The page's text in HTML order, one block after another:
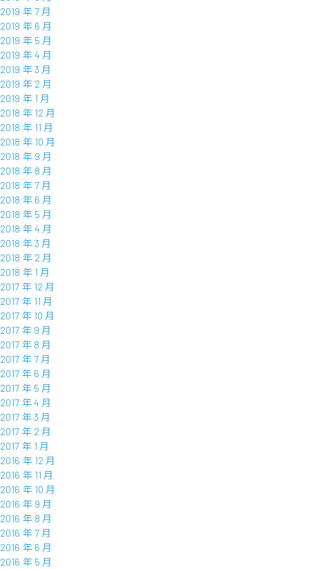
2019 年 7 月
2019 年 6 月
2019 年 5 月
2019 年 4 月
2019 年 3 月
2019 年 2 月
2019 年 1 月
2018 年 12 月
2018 年 11 月
2018 年 10 月
2018 年 9 月
2018 年 8 月
2018 年 7 月
2018 年 6 月
2018 年 5 月
2018 年 4 月
2018 年 3 月
2018 年 2 月
2018 年 1 月
2017 年 12 月
2017 年 11 月
2017 年 10 月
2017 年 9 月
2017 年 8 月
2017 年 7 月
2017 年 6 月
2017 年 5 月
2017 年 4 月
2017 年 3 月
2017 年 2 月
2017 年 1 月
2016 年 12 月
2016 年 11 月
2016 年 10 月
2016 年 9 月
2016 年 8 月
2016 年 7 月
2016 年 6 月
2016 年 5 月